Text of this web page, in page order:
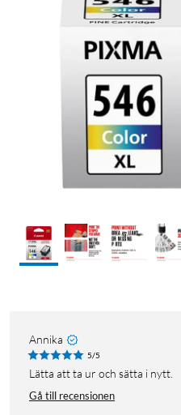
Annika
5/5
Lätta att ta ur och sätta i nytt.
Gå till recensionen